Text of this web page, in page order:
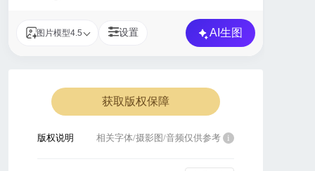
图片模型4.5 设置 AI生图
获取版权保障
版权说明 相关字体/摄影图/音频仅供参考 i